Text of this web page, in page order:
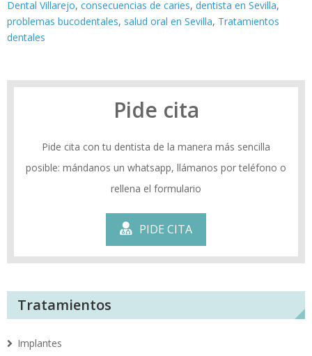
Dental Villarejo, consecuencias de caries, dentista en Sevilla,
problemas bucodentales, salud oral en Sevilla, Tratamientos
dentales
Pide cita
Pide cita con tu dentista de la manera más sencilla
posible: mándanos un whatsapp, llámanos por teléfono o
rellena el formulario
PIDE CITA
Tratamientos
Implantes